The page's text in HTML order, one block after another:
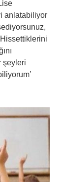
anlatabiliyor
şeyleri